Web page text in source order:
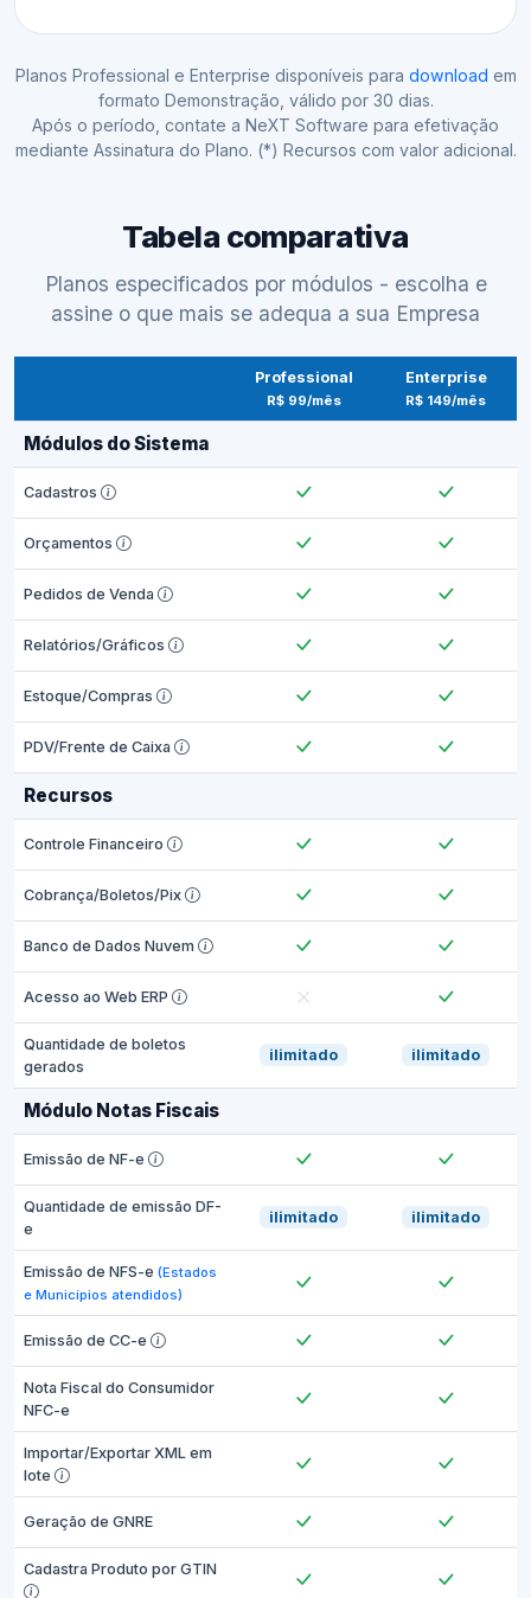
Planos Professional e Enterprise disponíveis para download em
formato Demonstração, válido por 30 dias.
Após o período, contate a NeXT Software para efetivação
mediante Assinatura do Plano. (*) Recursos com valor adicional.
Tabela comparativa
Planos especificados por módulos - escolha e
assine o que mais se adequa a sua Empresa
Professional
R$ 99/mês
Enterprise
R$ 149/mês
Módulos do Sistema
Cadastros
Orçamentos
Pedidos de Venda
Relatórios/Gráficos
Estoque/Compras
PDV/Frente de Caixa
Recursos
Controle Financeiro
Cobrança/Boletos/Pix
Banco de Dados Nuvem
Acesso ao Web ERP
Quantidade de boletos
gerados
ilimitado ilimitado
Módulo Notas Fiscais
Emissão de NF-e
Quantidade de emissão DF-
e
ilimitado ilimitado
Emissão de NFS-e (Estados
e Municípios atendidos)
Emissão de CC-e
Nota Fiscal do Consumidor
NFC-e
Importar/Exportar XML em
lote
Geração de GNRE
Cadastra Produto por GTIN